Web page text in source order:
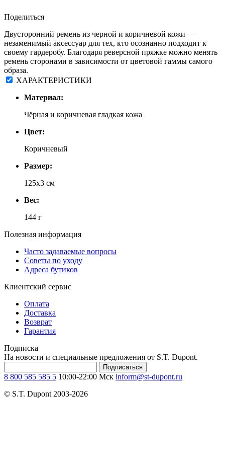
Поделиться
Двусторонний ремень из черной и коричневой кожи —
незаменимый аксессуар для тех, кто осознанно подходит к
своему гардеробу. Благодаря реверсной пряжке можно менять
ремень сторонами в зависимости от цветовой гаммы самого
образа.
ХАРАКТЕРИСТИКИ
Материал:
Чёрная и коричневая гладкая кожа
Цвет:
Коричневый
Размер:
125x3 см
Вес:
144 г
Полезная информация
Часто задаваемые вопросы
Советы по уходу
Адреса бутиков
Клиентский сервис
Оплата
Доставка
Возврат
Гарантия
Подписка
На новости и специальные предложения от S.T. Dupont.
Подписаться
8 800 585 585 5 10:00-22:00 Мск inform@st-dupont.ru
© S.T. Dupont 2003-2026